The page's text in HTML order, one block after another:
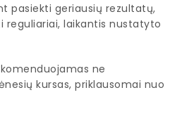
pasiekti geriausių rezultatų,
reguliariai, laikantis nustatyto
ne
kursas, priklausomai nuo